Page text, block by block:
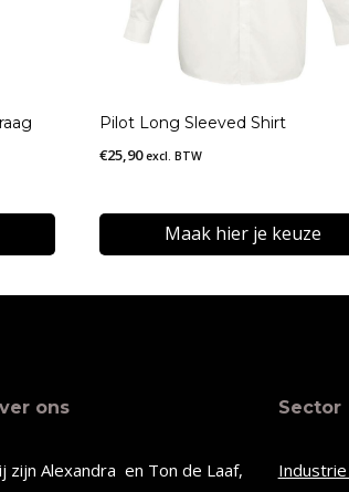
Pilot Long Sleeved Shirt
€25,90 excl. BTW
Maak hier je keuze
optie
ons
zijn Alexandra en Ton de Laaf,
Sector